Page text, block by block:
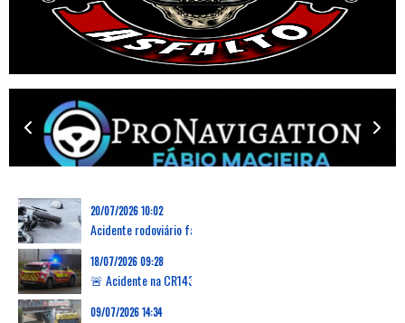
20/07/2026 10:02
18/07/2026 09:28
09/07/2026 14:34